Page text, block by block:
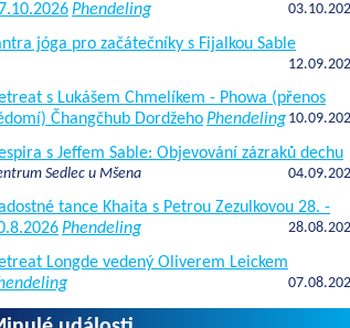
Phendeling
jóga pro začátečníky s Fijalkou Sable
s Lukášem Chmelíkem - Phowa (přenos
Čhangčhub DordžehoPhendeling
s Jeffem Sable: Objevování zázraků dechu
Sedlec u Mšena
tance Khaita s Petrou Zezulkovou 28. -
Phendeling
Longde vedený Oliverem Leickem